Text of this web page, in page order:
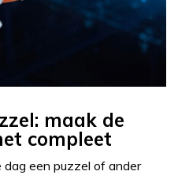
maak de
compleet
dag een puzzel of ander